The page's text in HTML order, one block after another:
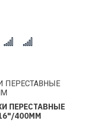
ПЕРЕСТАВНЫЕ
400ММ